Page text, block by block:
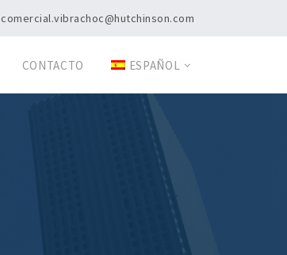
comercial.vibrachoc@hutchinson.com
CONTACTO ESPAÑOL